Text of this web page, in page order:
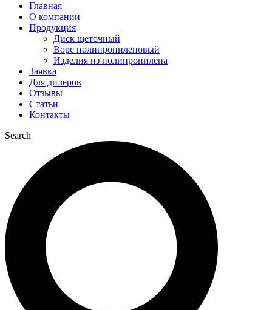
Главная
О компании
Продукция
Диск щеточный
Ворс полипропиленовый
Изделия из полипропилена
Заявка
Для дилеров
Отзывы
Статьи
Контакты
Search